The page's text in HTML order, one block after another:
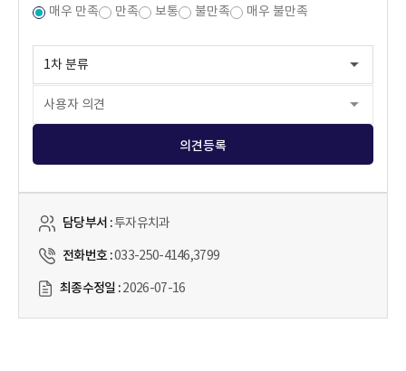
매우 만족 만족 보통 불만족 매우 불만족
의견등록
담당부서 :투자유치과
전화번호 :033-250-4146,3799
최종수정일 :2026-07-16